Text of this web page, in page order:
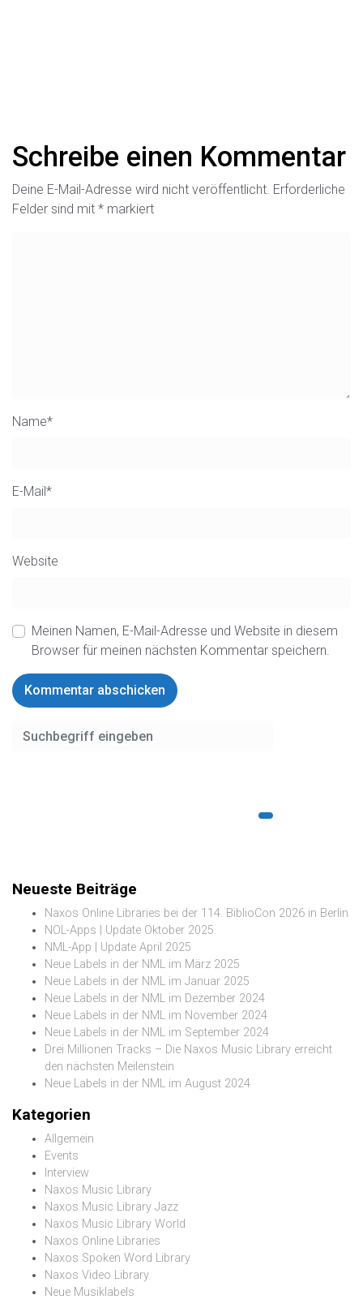
Schreibe einen Kommentar
Deine E-Mail-Adresse wird nicht veröffentlicht. Erforderliche
Felder sind mit * markiert
Name*
E-Mail*
Website
Meinen Namen, E-Mail-Adresse und Website in diesem
Browser für meinen nächsten Kommentar speichern.
Neueste Beiträge
Naxos Online Libraries bei der 114. BiblioCon 2026 in Berlin
NOL-Apps | Update Oktober 2025
NML-App | Update April 2025
Neue Labels in der NML im März 2025
Neue Labels in der NML im Januar 2025
Neue Labels in der NML im Dezember 2024
Neue Labels in der NML im November 2024
Neue Labels in der NML im September 2024
Drei Millionen Tracks – Die Naxos Music Library erreicht
den nächsten Meilenstein
Neue Labels in der NML im August 2024
Kategorien
Allgemein
Events
Interview
Naxos Music Library
Naxos Music Library Jazz
Naxos Music Library World
Naxos Online Libraries
Naxos Spoken Word Library
Naxos Video Library
Neue Musiklabels